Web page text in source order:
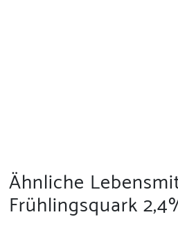
Ähnliche
Frühlingsquark